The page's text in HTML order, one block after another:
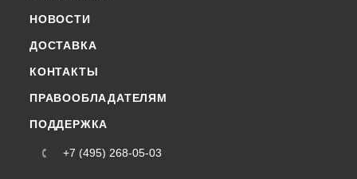
НОВОСТИ
ДОСТАВКА
КОНТАКТЫ
ПРАВООБЛАДАТЕЛЯМ
ПОДДЕРЖКА
+7 (495) 268-05-03